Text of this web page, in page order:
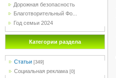
Дорожная безопасность
Благотворительный Фо...
Год семьи 2024
Категории раздела
Статьи [349]
Социальная реклама [0]